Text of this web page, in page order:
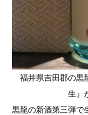
福井県吉田郡の黒
生』
黒龍の新酒第三弾で